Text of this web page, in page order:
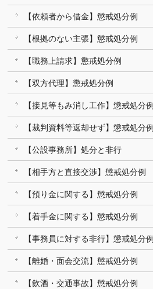
【依頼者から借金】懲戒処分例
【根拠のない主張】懲戒処分例
【職務上請求】懲戒処分例
【双方代理】懲戒処分例
【接見等もみ消し工作】懲戒処分例
【裁判資料等返却せず】懲戒処分例
【公設事務所】処分と非行
【相手方と直接交渉】懲戒処分例
【預り金に関する】懲戒処分例
【着手金に関する】懲戒処分例
【事務員に対する非行】懲戒処分例
【離婚・面会交流】懲戒処分例
【飲酒・交通事故】懲戒処分例